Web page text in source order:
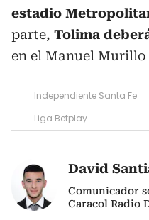
estadio
parte, Tolima
en el Manuel Murillo
Independiente Santa Fe
Liga Betplay
David
Comunicador
Caracol Radio